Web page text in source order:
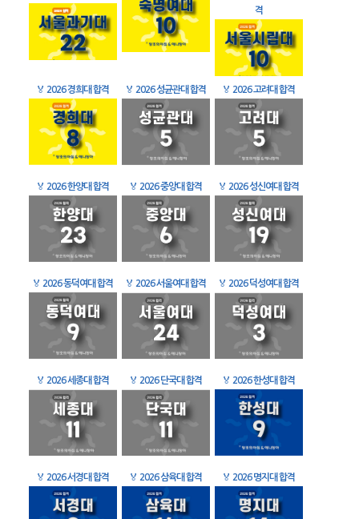
격
🏅 2026 경희대 합격 🏅 2026 성균관대 합격 🏅 2026 고려대 합격
🏅 2026 한양대 합격 🏅 2026 중앙대 합격 🏅 2026 성신여대 합격
🏅 2026 동덕여대 합격 🏅 2026 서울여대 합격 🏅 2026 덕성여대 합격
🏅 2026 세종대 합격 🏅 2026 단국대 합격 🏅 2026 한성대 합격
🏅 2026 서경대 합격 🏅 2026 삼육대 합격 🏅 2026 명지대 합격